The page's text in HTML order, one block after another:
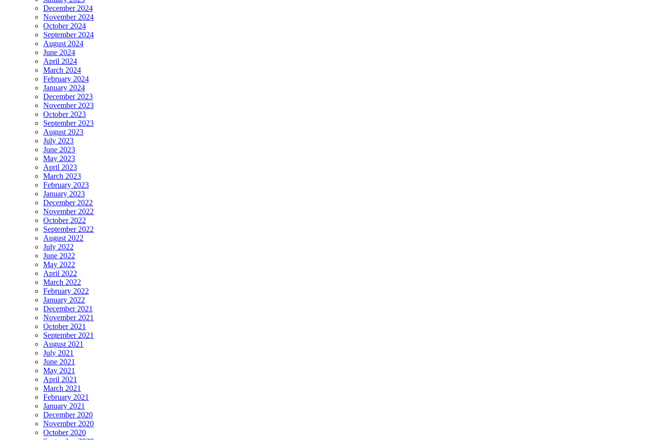
December 2024
November 2024
October 2024
September 2024
August 2024
June 2024
April 2024
March 2024
February 2024
January 2024
December 2023
November 2023
October 2023
September 2023
August 2023
July 2023
June 2023
May 2023
April 2023
March 2023
February 2023
January 2023
December 2022
November 2022
October 2022
September 2022
August 2022
July 2022
June 2022
May 2022
April 2022
March 2022
February 2022
January 2022
December 2021
November 2021
October 2021
September 2021
August 2021
July 2021
June 2021
May 2021
April 2021
March 2021
February 2021
January 2021
December 2020
November 2020
October 2020